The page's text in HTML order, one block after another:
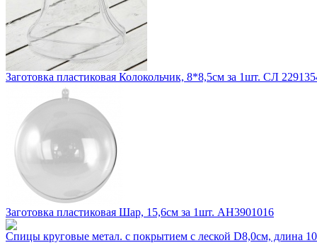
Заготовка пластиковая Колокольчик, 8*8,5см за 1шт. СЛ
Заготовка пластиковая Шар, 15,6см за 1шт. АН3901016
Спицы круговые метал. с покрытием с леской D8,0см, длина